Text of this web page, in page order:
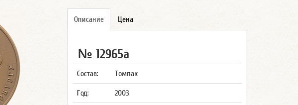
Описание Цена
№ 12965а
Состав: Томпак
Год: 2003